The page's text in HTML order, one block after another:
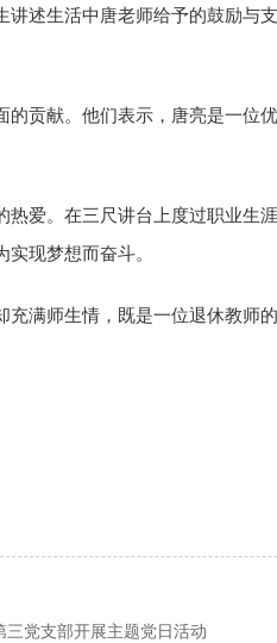
述生活中唐老师给予的鼓励与
贡献。他们表示，唐亮是一位
爱。在三尺讲台上度过职业生
现梦想而奋斗。
满师生情，既是一位退休教师
党支部开展主题党日活动